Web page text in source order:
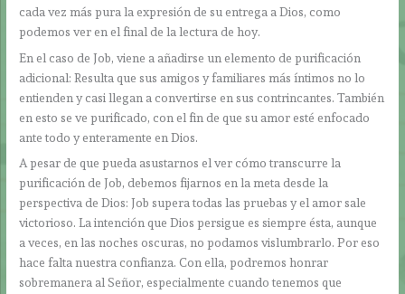
cada vez más pura la expresión de su entrega a Dios, como
podemos ver en el final de la lectura de hoy.
En el caso de Job, viene a añadirse un elemento de purificación
adicional: Resulta que sus amigos y familiares más íntimos no lo
entienden y casi llegan a convertirse en sus contrincantes. También
en esto se ve purificado, con el fin de que su amor esté enfocado
ante todo y enteramente en Dios.
A pesar de que pueda asustarnos el ver cómo transcurre la
purificación de Job, debemos fijarnos en la meta desde la
perspectiva de Dios: Job supera todas las pruebas y el amor sale
victorioso. La intención que Dios persigue es siempre ésta, aunque
a veces, en las noches oscuras, no podamos vislumbrarlo. Por eso
hace falta nuestra confianza. Con ella, podremos honrar
sobremanera al Señor, especialmente cuando tenemos que